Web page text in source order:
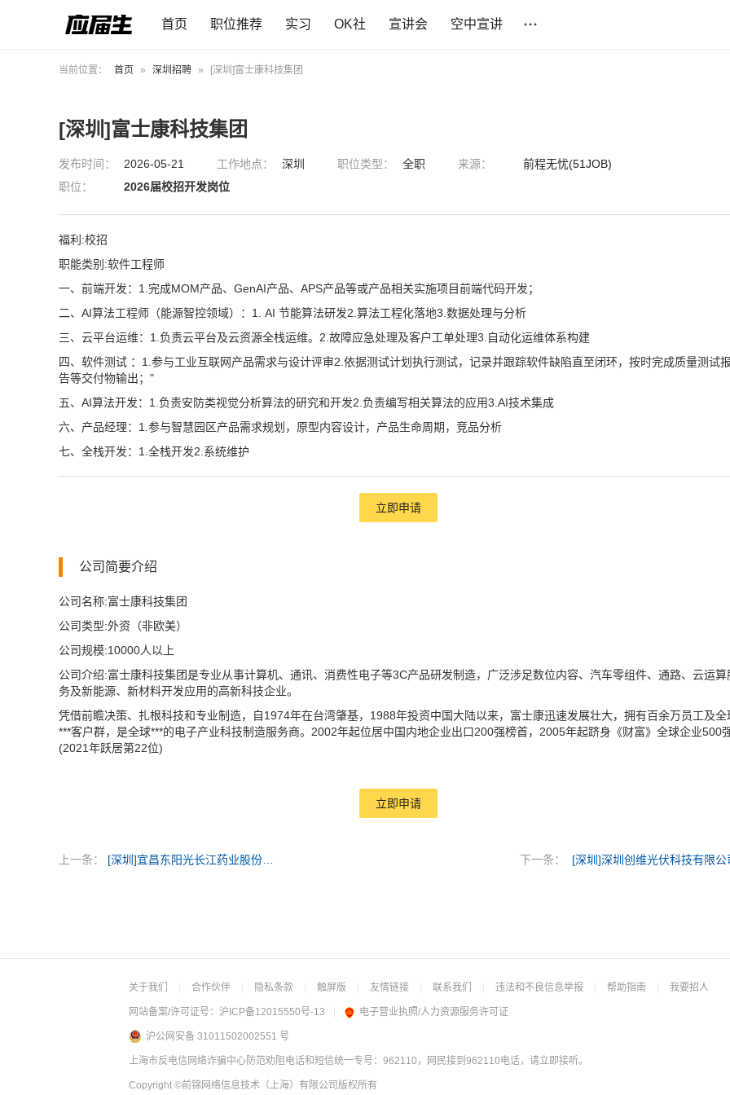
首页 职位推荐 实习 OK社 宣讲会 空中宣讲
当前位置： 首页 » 深圳招聘 » [深圳]富士康科技集团
[深圳]富士康科技集团
发布时间： 2026-05-21 工作地点： 深圳 职位类型： 全职 来源：
前程无忧(51JOB)
职位：
2026届校招开发岗位
福利:校招
职能类别:软件工程师
一、前端开发：1.完成MOM产品、GenAI产品、APS产品等或产品相关实施项目前端代码开发；
二、AI算法工程师（能源智控领域）：1. AI 节能算法研发2.算法工程化落地3.数据处理与分析
三、云平台运维：1.负责云平台及云资源全栈运维。2.故障应急处理及客户工单处理3.自动化运维体系构建
四、软件测试 ：1.参与工业互联网产品需求与设计评审2.依据测试计划执行测试，记录并跟踪软件缺陷直至闭环，按时完成质量测试
告等交付物输出；"
五、AI算法开发：1.负责安防类视觉分析算法的研究和开发2.负责编写相关算法的应用3.AI技术集成
六、产品经理：1.参与智慧园区产品需求规划，原型内容设计，产品生命周期，竞品分析
七、全栈开发：1.全栈开发2.系统维护
立即申请
公司简要介绍
公司名称:富士康科技集团
公司类型:外资（非欧美）
公司规模:10000人以上
公司介绍:富士康科技集团是专业从事计算机、通讯、消费性电子等3C产品研发制造，广泛涉足数位内容、汽车零组件、通路、云运算
务及新能源、新材料开发应用的高新科技企业。
凭借前瞻决策、扎根科技和专业制造，自1974年在台湾肇基，1988年投资中国大陆以来，富士康迅速发展壮大，拥有百余万员工及全
***客户群，是全球***的电子产业科技制造服务商。2002年起位居中国内地企业出口200强榜首，2005年起跻身《财富》全球企业500
(2021年跃居第22位)
立即申请
上一条： [深圳]宜昌东阳光长江药业股份有限公司 下一条： [深圳]深圳创维光伏科技有限公
关于我们 合作伙伴 隐私条款 触屏版 友情链接 联系我们 违法和不良信息举报 帮助指南 我要招人
网站备案/许可证号： 沪ICP备12015550号-13 电子营业执照/人力资源服务许可证
沪公网安备 31011502002551 号
上海市反电信网络诈骗中心防范劝阻电话和短信统一专号：962110，网民接到962110电话，请立即接听。
Copyright ©前锦网络信息技术（上海）有限公司 版权所有